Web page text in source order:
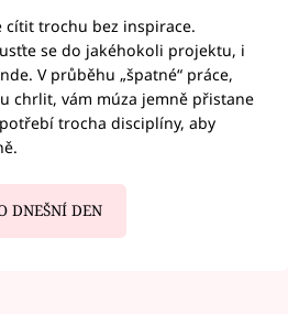
cítit trochu bez inspirace.
se do jakéhokoli projektu, i
V průběhu „špatné“ práce,
chrlit, vám múza jemně přistane
trocha disciplíny, aby
DNEŠNÍ DEN